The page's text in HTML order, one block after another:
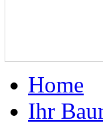
Home
Ihr